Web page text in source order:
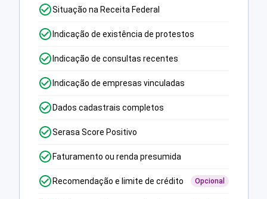
Situação na Receita Federal
Indicação de existência de protestos
Indicação de consultas recentes
Indicação de empresas vinculadas
Dados cadastrais completos
Serasa Score Positivo
Faturamento ou renda presumida
Recomendação e limite de crédito Opcional